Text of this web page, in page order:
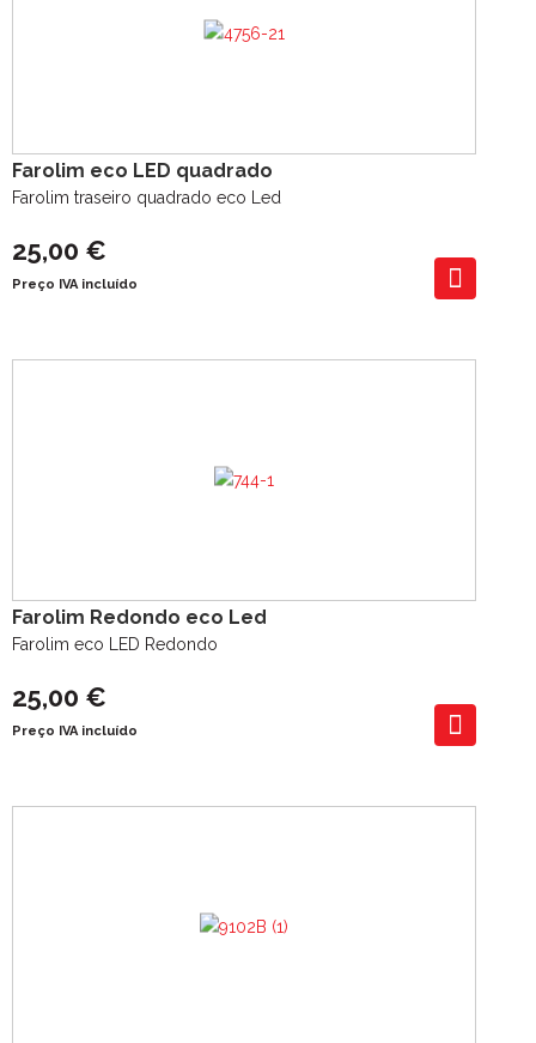
Farolim eco LED quadrado
Farolim traseiro quadrado eco Led
25,00 €
Preço IVA incluído
Farolim Redondo eco Led
Farolim eco LED Redondo
25,00 €
Preço IVA incluído